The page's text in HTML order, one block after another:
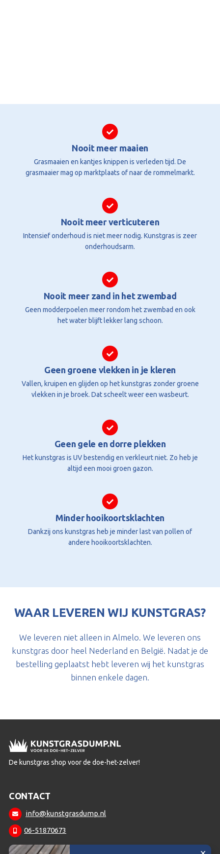
Nooit meer maaien
Grasmaaien en kantjes knippen is verleden tijd. De
grasmaaier mag op marktplaats of naar de rommelmarkt.
Nooit meer verticuteren
Intensief onderhoud is niet meer nodig. Kunstgras is zeer
onderhoudsarm.
Nooit meer zand in het zwembad
Geen modderpoelen meer rondom het zwembad en ook
het water blijft lekker lang schoon.
Geen groene vlekken in je kleren
Vallen, kruipen en glijden op het kunstgras zonder groene
vlekken in je broek. Dat scheelt weer een wasbeurt.
Geen gele en dorre plekken
Het kunstgras is UV bestendig en verkleurt niet. Zo heb je
altijd een mooi groen gazon.
Minder hooikoortsklachten
Dankzij ons kunstgras heb je minder last van pollen of
andere hooikoortsklachten.
WAAR LEVEREN WIJ KUNSTGRAS?
We leveren niet alleen in Almelo. We leveren ons
kunstgras door heel Nederland en België. Nadat je de
bestelling geplaatst hebt leveren wij het kunstgras
binnen enkele dagen.
De kunstgras shop voor de doe-het-zelver!
CONTACT
info@kunstgrasdump.nl
06-51870673